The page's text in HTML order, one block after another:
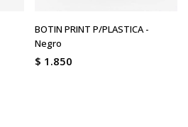
BOTIN PRINT P/PLASTICA -
Negro
$ 1.850